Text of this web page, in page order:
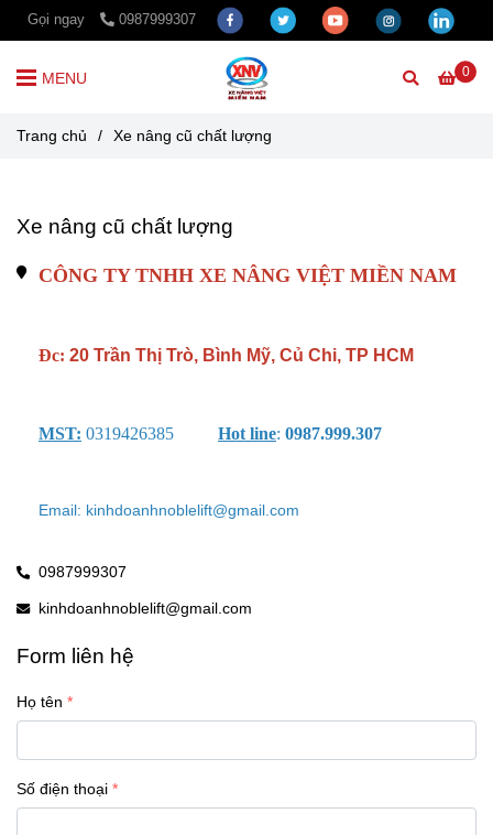
Gọi ngay 0987999307
0
MENU
Trang chủ / Xe nâng cũ chất lượng
Xe nâng cũ chất lượng
CÔNG TY TNHH XE NÂNG VIỆT MIỀN NAM
Đc: 20 Trần Thị Trò, Bình Mỹ, Củ Chi, TP HCM
MST: 0319426385 Hot line: 0987.999.307
Email: kinhdoanhnoblelift@gmail.com
0987999307
kinhdoanhnoblelift@gmail.com
Form liên hệ
Họ tên
Số điện thoại